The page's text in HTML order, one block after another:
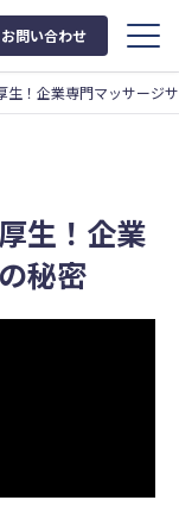
問い合わせ
生！企業専門マッサージ
生！企業
秘密